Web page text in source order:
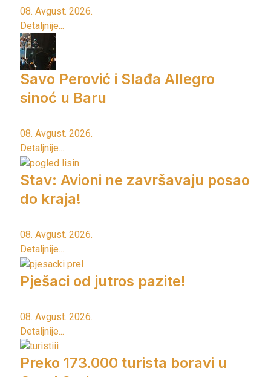
08. Avgust. 2026.
Detaljnije...
Savo Perović i Slađa Allegro
sinoć u Baru
08. Avgust. 2026.
Detaljnije...
Stav: Avioni ne završavaju posao
do kraja!
08. Avgust. 2026.
Detaljnije...
Pješaci od jutros pazite!
08. Avgust. 2026.
Detaljnije...
Preko 173.000 turista boravi u